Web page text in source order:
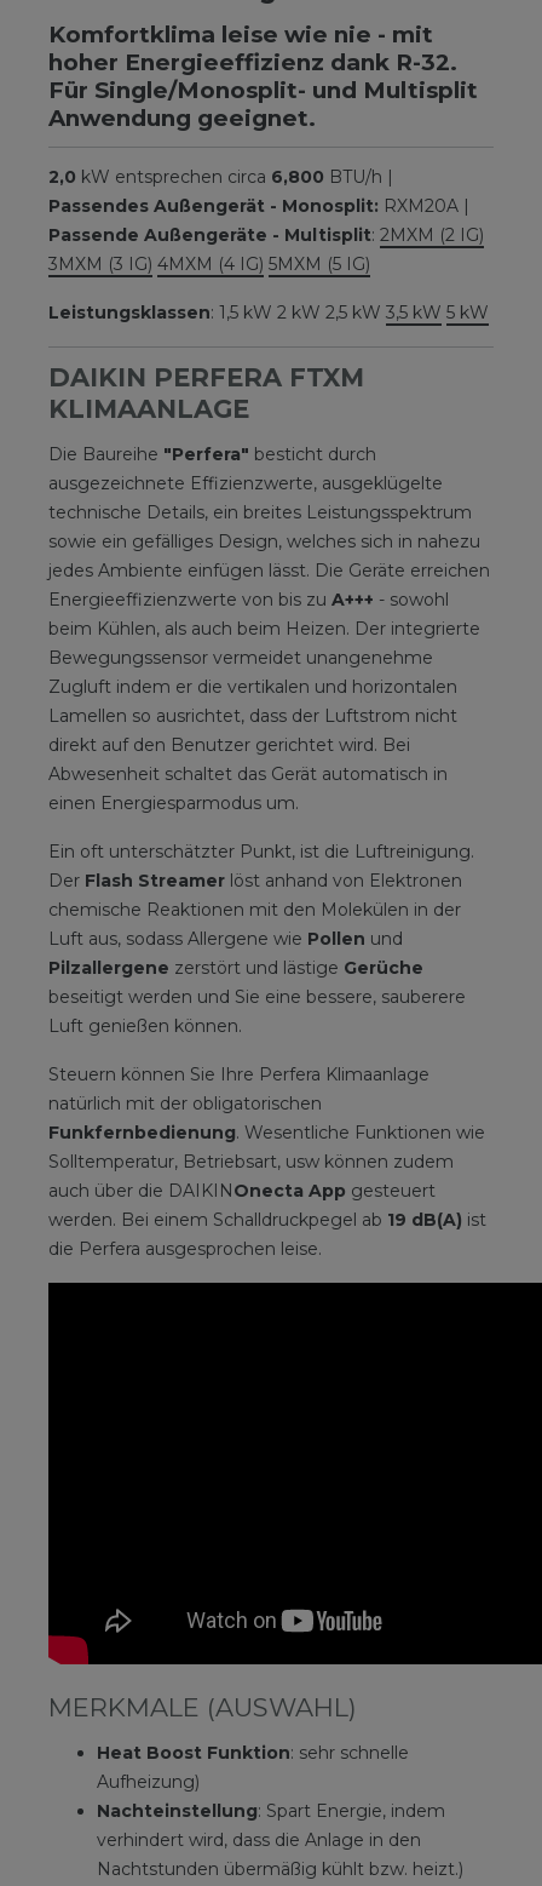
Komfortklima leise wie nie - mit
hoher Energieeffizienz dank R-32.
Für Single/Monosplit- und Multisplit
Anwendung geeignet.
2,0 kW entsprechen circa 6,800 BTU/h |
Passendes Außengerät - Monosplit: RXM20A |
Passende Außengeräte - Multisplit: 2MXM (2 IG)
3MXM (3 IG) 4MXM (4 IG) 5MXM (5 IG)
Leistungsklassen: 1,5 kW 2 kW 2,5 kW 3,5 kW 5 kW
DAIKIN PERFERA FTXM
KLIMAANLAGE
Die Baureihe "Perfera" besticht durch
ausgezeichnete Effizienzwerte, ausgeklügelte
technische Details, ein breites Leistungsspektrum
sowie ein gefälliges Design, welches sich in nahezu
jedes Ambiente einfügen lässt. Die Geräte erreichen
Energieeffizienzwerte von bis zu A+++ - sowohl
beim Kühlen, als auch beim Heizen. Der integrierte
Bewegungssensor vermeidet unangenehme
Zugluft indem er die vertikalen und horizontalen
Lamellen so ausrichtet, dass der Luftstrom nicht
direkt auf den Benutzer gerichtet wird. Bei
Abwesenheit schaltet das Gerät automatisch in
einen Energiesparmodus um.
Ein oft unterschätzter Punkt, ist die Luftreinigung.
Der Flash Streamer löst anhand von Elektronen
chemische Reaktionen mit den Molekülen in der
Luft aus, sodass Allergene wie Pollen und
Pilzallergene zerstört und lästige Gerüche
beseitigt werden und Sie eine bessere, sauberere
Luft genießen können.
Steuern können Sie Ihre Perfera Klimaanlage
natürlich mit der obligatorischen
Funkfernbedienung. Wesentliche Funktionen wie
Solltemperatur, Betriebsart, usw können zudem
auch über die DAIKINOnecta App gesteuert
werden. Bei einem Schalldruckpegel ab 19 dB(A) ist
die Perfera ausgesprochen leise.
MERKMALE (AUSWAHL)
Heat Boost Funktion: sehr schnelle
Aufheizung)
Nachteinstellung: Spart Energie, indem
verhindert wird, dass die Anlage in den
Nachtstunden übermäßig kühlt bzw. heizt.)